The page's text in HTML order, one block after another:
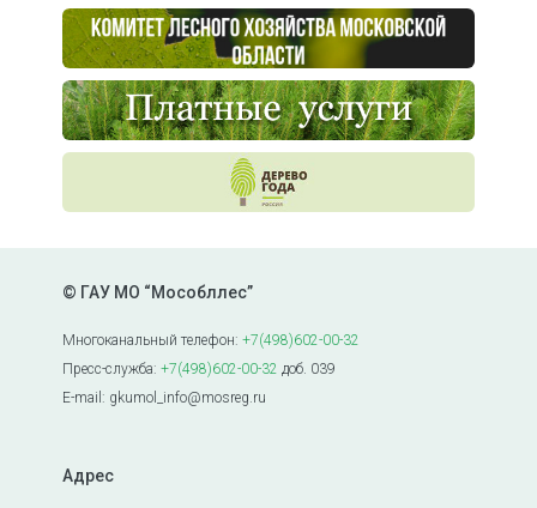
© ГАУ МО “Мособллес”
Многоканальный телефон:+7(498)602-00-32
Пресс-служба:+7(498)602-00-32 доб. 039
E-mail: gkumol_info@mosreg.ru
Адрес